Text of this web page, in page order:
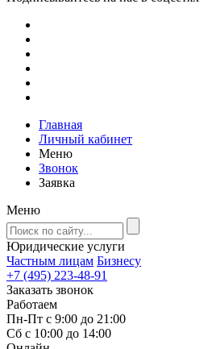
Главная
Личный кабинет
Меню
Звонок
Заявка
Меню
Юридические услуги
Частным лицам Бизнесу
+7 (495) 223-48-91
Заказать звонок
Работаем
Пн-Пт с 9:00 до 21:00
Сб с 10:00 до 14:00